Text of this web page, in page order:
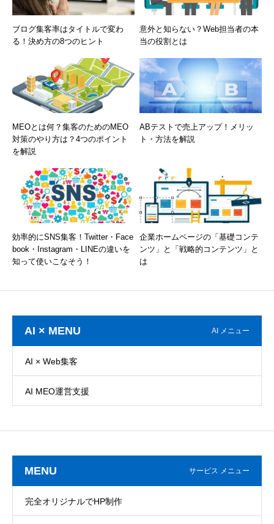
ブログ集客率はタイトルで変わ
る！決め方の8つのヒント
意外と知らない？Web担当者の本
当の役割とは
MEOとは何？集客のためのMEO
対策のやり方は？4つのポイント
を解説
ABテストで売上アップ！メリッ
ト・方法を解説
効率的にSNS集客！Twitter・Face
book・Instagram・LINEの違いを
知って使いこなそう！
企業ホームページの「基礎コンテ
ンツ」と「戦略的コンテンツ」と
は
AI × MENU AI メニュー
AI × Web集客
AI MEO運営支援
MENU サービス メニュー
完全オリジナルでHP制作